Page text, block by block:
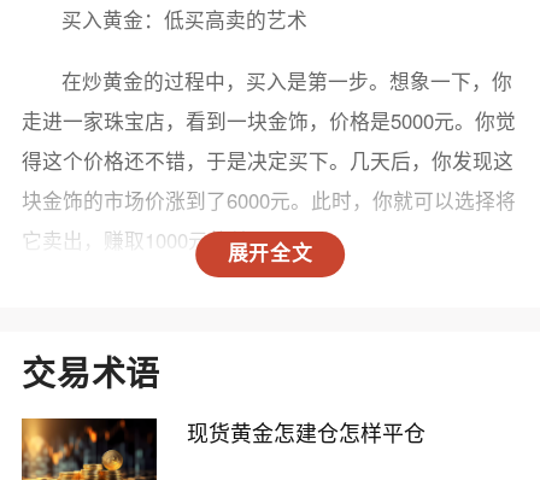
展开全文
买入黄金：低买高卖的艺术
在炒黄金的过程中，买入是第一步。想象一下，你
走进一家珠宝店，看到一块金饰，价格是5000元。你觉
得这个价格还不错，于是决定买下。几天后，你发现这
块金饰的市场价涨到了6000元。此时，你就可以选择将
它卖出，赚取1000元的差价。
1. 实物黄金：像金条、金币等。 2. 纸黄金：通过
无论是哪种方式，关键在于你要判断市场的走势，
交易术语
现货黄金怎建仓怎样平仓